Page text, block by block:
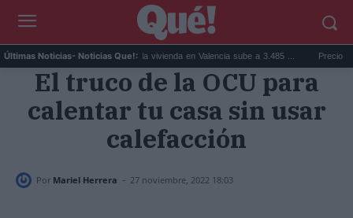
Últimas Noticias- Noticias Que!:
que a... El precio de la vivienda en Valencia sube a 3.485 ... Precio de la
El truco de la OCU para
calentar tu casa sin usar
calefacción
Por Mariel Herrera - 27 noviembre, 2022 18:03